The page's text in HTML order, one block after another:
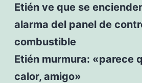
Etién ve que se
alarma del panel de
combustible
Etién murmura: «parece
calor, amigo»